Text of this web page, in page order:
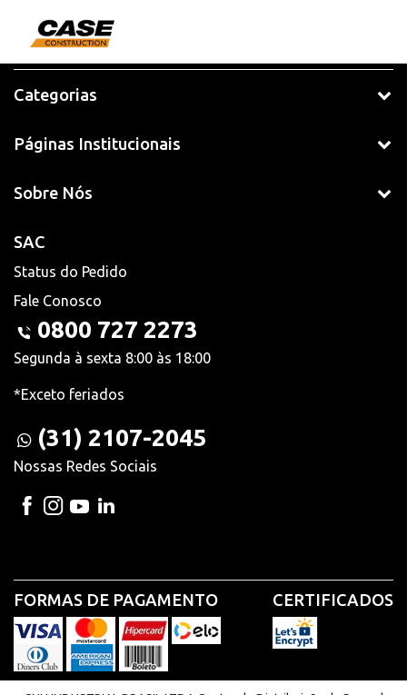
Categorias
Páginas Institucionais
Sobre Nós
SAC
Status do Pedido
Fale Conosco
0800 727 2273
Segunda à sexta 8:00 às 18:00
*Exceto feriados
(31) 2107-2045
Nossas Redes Sociais
FORMAS DE PAGAMENTO CERTIFICADOS